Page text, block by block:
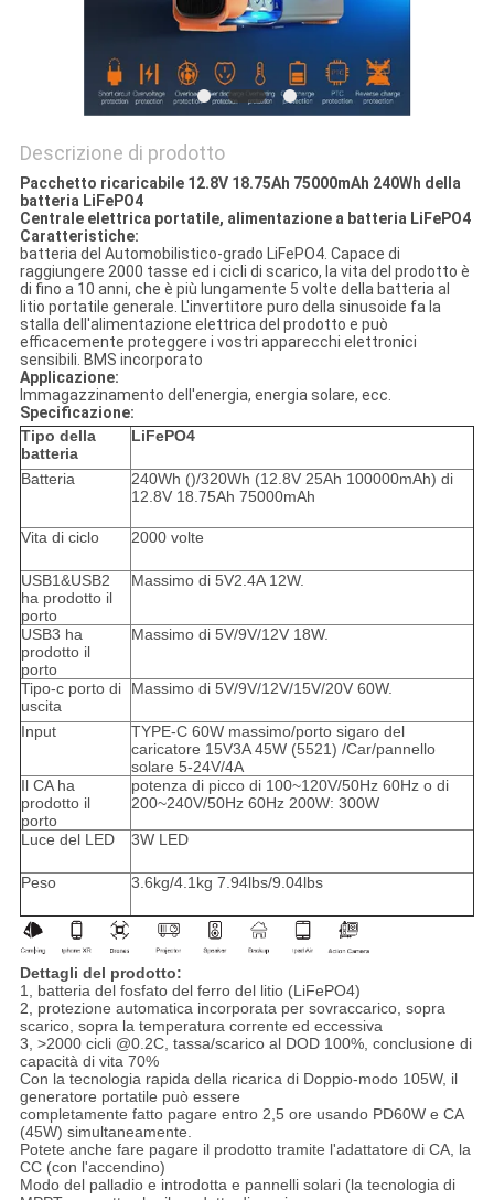
Descrizione di prodotto
Pacchetto ricaricabile 12.8V 18.75Ah 75000mAh 240Wh della
batteria LiFePO4
Centrale elettrica portatile, alimentazione a batteria LiFePO4
Caratteristiche:
batteria del Automobilistico-grado LiFePO4. Capace di
raggiungere 2000 tasse ed i cicli di scarico, la vita del prodotto è
di fino a 10 anni, che è più lungamente 5 volte della batteria al
litio portatile generale. L'invertitore puro della sinusoide fa la
stalla dell'alimentazione elettrica del prodotto e può
efficacemente proteggere i vostri apparecchi elettronici
sensibili. BMS incorporato
Applicazione:
Immagazzinamento dell'energia, energia solare, ecc.
Specificazione:
Tipo della
batteria
LiFePO4
Batteria
240Wh ()/320Wh (12.8V 25Ah 100000mAh) di
12.8V 18.75Ah 75000mAh
Vita di ciclo 2000 volte
USB1&USB2
ha prodotto il
porto
Massimo di 5V2.4A 12W.
USB3 ha
prodotto il
porto
Massimo di 5V/9V/12V 18W.
Tipo-c porto di
uscita
Massimo di 5V/9V/12V/15V/20V 60W.
Input
TYPE-C 60W massimo/porto sigaro del
caricatore 15V3A 45W (5521) /Car/pannello
solare 5-24V/4A
Il CA ha
prodotto il
porto
potenza di picco di 100~120V/50Hz 60Hz o di
200~240V/50Hz 60Hz 200W: 300W
Luce del LED 3W LED
Peso 3.6kg/4.1kg 7.94lbs/9.04lbs
Dettagli del prodotto:
1, batteria del fosfato del ferro del litio (LiFePO4)
2, protezione automatica incorporata per sovraccarico, sopra
scarico, sopra la temperatura corrente ed eccessiva
3, >2000 cicli @0.2C, tassa/scarico al DOD 100%, conclusione di
capacità di vita 70%
Con la tecnologia rapida della ricarica di Doppio-modo 105W, il
generatore portatile può essere
completamente fatto pagare entro 2,5 ore usando PD60W e CA
(45W) simultaneamente.
Potete anche fare pagare il prodotto tramite l'adattatore di CA, la
CC (con l'accendino)
Modo del palladio e introdotta e pannelli solari (la tecnologia di